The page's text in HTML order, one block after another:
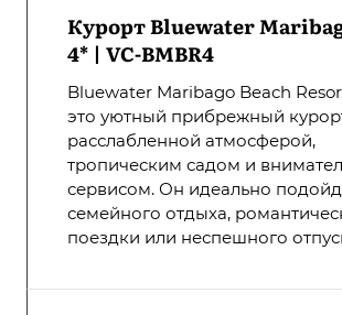
Курорт Bluewater
4* | VC-BMBR4
Bluewater Maribago Beach
это уютный прибрежный
расслабленной атмосферой,
тропическим садом и
сервисом. Он идеально
семейного отдыха,
поездки или неспешного